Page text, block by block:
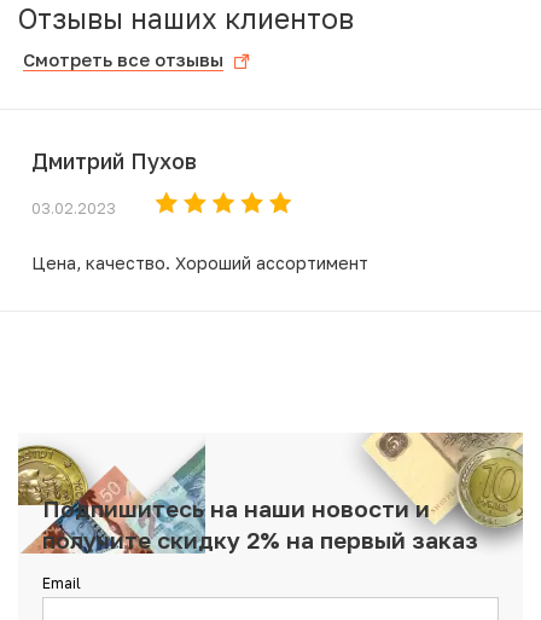
Отзывы наших клиентов
Смотреть все отзывы
Дмитрий Пухов
03.02.2023
Цена, качество. Хороший ассортимент
Подпишитесь на наши новости и
получите скидку 2% на первый заказ
Email